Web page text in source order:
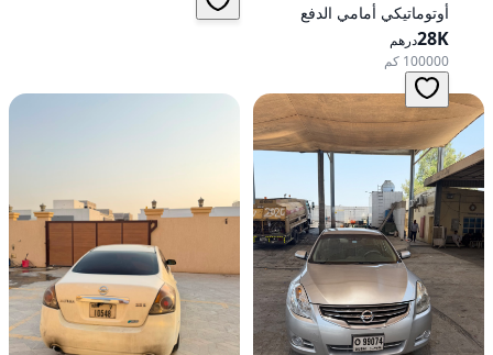
أوتوماتيكي أمامي الدفع
28Kدرهم
100000 كم